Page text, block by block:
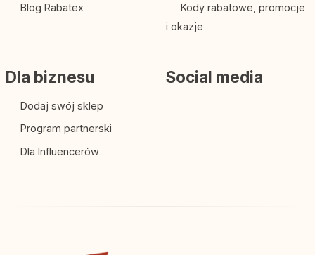
Blog Rabatex
Kody rabatowe, promocje
i okazje
Dla biznesu
Dodaj swój sklep
Program partnerski
Dla Influencerów
Social media